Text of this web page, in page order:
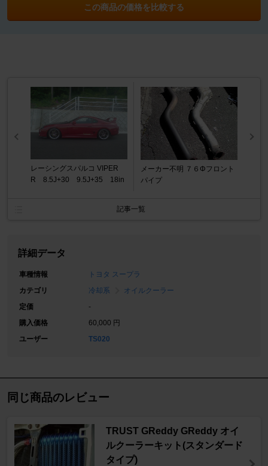
この商品の価格を比較する
レーシングスパルコ VIPER
R 8.5J+30 9.5J+35 18in
メーカー不明 ７６Φフロント
パイプ
記事一覧
詳細データ
車種情報
トヨタ スープラ
カテゴリ
冷却系
オイルクーラー
定価
-
購入価格
60,000 円
ユーザー
TS020
同じ商品のレビュー
TRUST GReddy GReddy オイ
ルクーラーキット(スタンダード
タイプ)